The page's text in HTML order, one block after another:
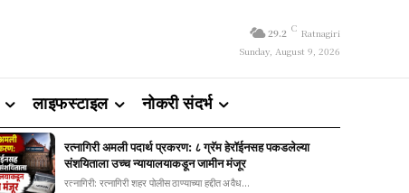
29.2 C Ratnagiri
Sunday, August 9, 2026
लाइफस्टाइल नोकरी संदर्भ
रत्नागिरी अमली पदार्थ प्रकरण: ८ ग्रॅम हेरॉईनसह पकडलेल्या
संशयिताला उच्च न्यायालयाकडून जामीन मंजूर
रत्नागिरी: रत्नागिरी शहर पोलीस ठाण्याच्या हद्दीत अवैध...